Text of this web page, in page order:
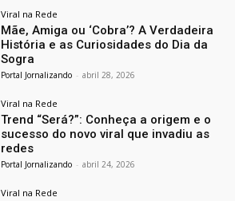
Viral na Rede
Mãe, Amiga ou ‘Cobra’? A Verdadeira
História e as Curiosidades do Dia da
Sogra
Portal Jornalizando - abril 28, 2026
Viral na Rede
Trend “Será?”: Conheça a origem e o
sucesso do novo viral que invadiu as
redes
Portal Jornalizando - abril 24, 2026
Viral na Rede